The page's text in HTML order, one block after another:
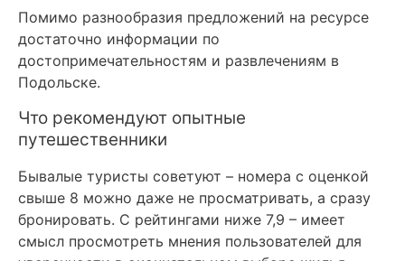
Помимо разнообразия предложений на ресурсе
достаточно информации по
достопримечательностям и развлечениям в
Подольске.
Что рекомендуют опытные
путешественники
Бывалые туристы советуют – номера с оценкой
свыше 8 можно даже не просматривать, а сразу
бронировать. С рейтингами ниже 7,9 – имеет
смысл просмотреть мнения пользователей для